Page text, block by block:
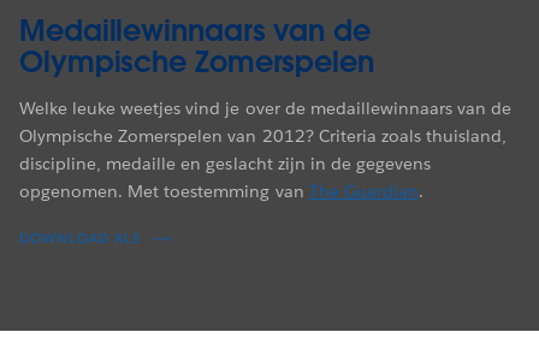
Medaillewinnaars van de
Olympische Zomerspelen
Welke leuke weetjes vind je over de medaillewinnaars van de
Olympische Zomerspelen van 2012? Criteria zoals thuisland,
discipline, medaille en geslacht zijn in de gegevens
opgenomen. Met toestemming van The Guardian.
DOWNLOAD XLS